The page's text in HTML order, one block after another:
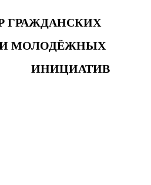
ГРАЖДАНСКИХ